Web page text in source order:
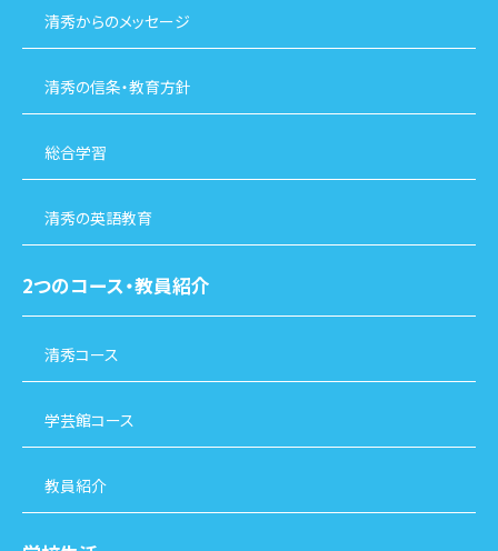
清秀からのメッセージ
清秀の信条・教育方針
総合学習
清秀の英語教育
2つのコース・教員紹介
清秀コース
学芸館コース
教員紹介